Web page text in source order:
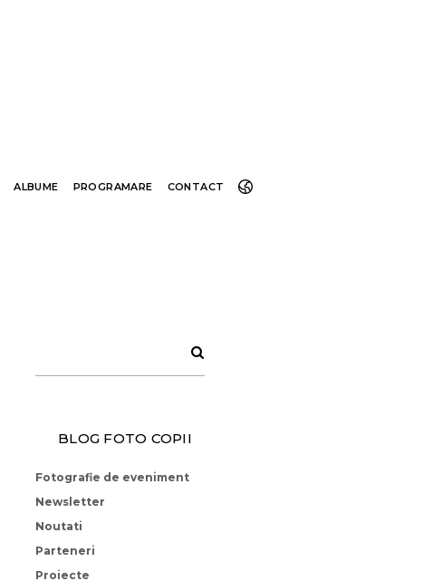
ALBUME PROGRAMARE CONTACT
BLOG FOTO COPII
Fotografie de eveniment
Newsletter
Noutati
Parteneri
Proiecte